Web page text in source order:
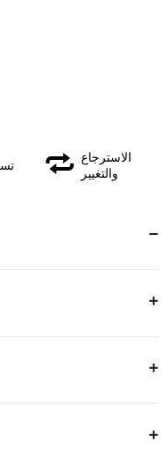
الاسترجاع
والتغيير